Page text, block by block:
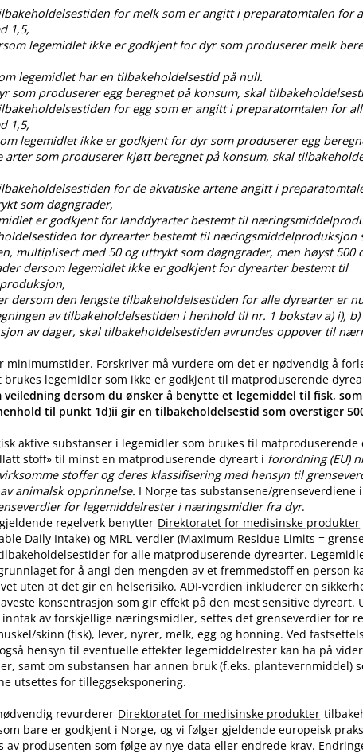
for melk som er angitt i preparatomtalen for
1,5,
legemidlet ikke er godkjent for dyr som produserer melk
legemidlet har en tilbakeholdelsestid på null.
som produserer egg beregnet på konsum, skal
for egg som er angitt i preparatomtalen for
1,5,
legemidlet ikke er godkjent for dyr som produserer egg
arter som produserer kjøtt beregnet på konsum, skal
for de akvatiske artene angitt i
som døgngrader,
er godkjent for landdyrarter bestemt til
for dyrearter bestemt til næringsmiddelproduksjon
multiplisert med 50 og uttrykt som døgngrader, men høyst 500
dersom legemidlet ikke er godkjent for dyrearter bestemt til
dersom den lengste tilbakeholdelsestiden for alle dyrearter er
av tilbakeholdelsestiden i henhold til nr. 1 bokstav a) i), b)
av dager, skal tilbakeholdelsestiden avrundes oppover til
minimumstider. Forskriver må vurdere om det er nødvendig å
brukes legemidler som ikke er godkjent til matproduserende
dersom du ønsker å benytte et legemiddel til fisk,
til punkt 1d)ii gir en tilbakeholdelsestid som overstiger
aktive substanser i legemidler som brukes til
stoff» til minst en matproduserende dyreart i forordning (EU)
stoffer og deres klassifisering med hensyn til
animalsk opprinnelse. I Norge tas substansene​/​grenseverdiene
for legemiddelrester i næringsmidler fra dyr.
regelverk benytter Direktoratet for medisinske produkter
Daily Intake) og MRL-verdier (Maximum Residue Limits =
for alle matproduserende dyrearter.
for å angi den mengden av et fremmedstoff en person
uten at det gir en helserisiko. ADI-verdien inkluderer en
konsentrasjon som gir effekt på den mest sensitive dyreart.
av forskjellige næringsmidler, settes det grenseverdier for
​skinn (fisk), lever, nyrer, melk, egg og honning. Ved
hensyn til eventuelle effekter legemiddelrester kan ha på
samt om substansen har annen bruk (f.eks. plantevernmiddel)
utsettes for tilleggseksponering.
revurderer Direktoratet for medisinske produkter
bare er godkjent i Norge, og vi følger gjeldende europeisk
av produsenten som følge av nye data eller endrede krav.